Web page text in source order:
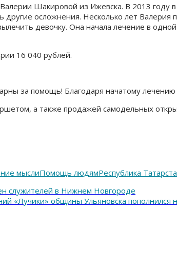
Шакировой из Ижевска. В 2013 году
другие осложнения. Несколько лет
девочку. Она начала лечение в
16 040 рублей.
за помощь! Благодаря начатому лечению
а также продажей самодельных
мыслиПомощь людямРеспублика
служителей в Нижнем Новгороде
«Лучики» общины Ульяновска пополнился